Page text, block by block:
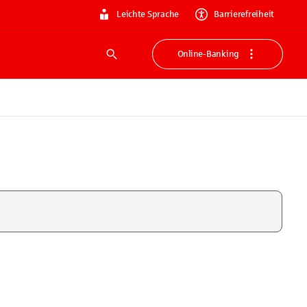
Leichte Sprache Barrierefreiheit
Suche
Online-Banking